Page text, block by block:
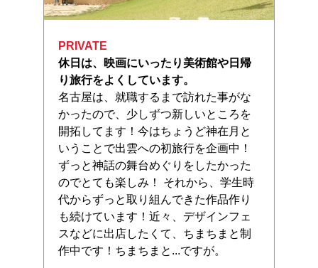
PRIVATE
休日は、映画にいったり美術館や日帰
り旅行をよくしています。
名古屋は、就職するまで訪れた事がな
かったので、少しずつ新しいところを
開拓してます！ 今はちょうど神在月と
いうことで出雲への初旅行を企画中！
ずっと神話の舞台めぐりをしたかった
のでとても楽しみ！ それから、学生時
代からずっと取り組んできた作品作り
も続けています！近々、デザインフェ
スなどに出店したくて、ちまちまと制
作中です！ちまちまと...ですが。